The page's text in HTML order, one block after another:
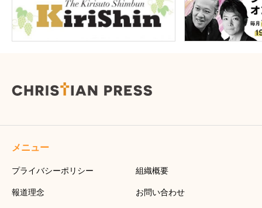
メニュー
プライバシーポリシー 組織概要
報道理念 お問い合わせ